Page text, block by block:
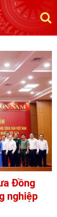
Đồng
nghiệp